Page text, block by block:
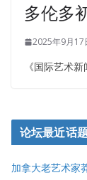
多伦多
2025年9月17
《国际艺术
论坛最近话
加拿大老艺术家